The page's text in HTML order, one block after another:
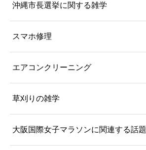
沖縄市長選挙に関する雑学
スマホ修理
エアコンクリーニング
草刈りの雑学
大阪国際女子マラソンに関連する話題